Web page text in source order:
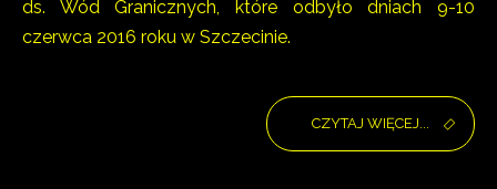
ds. Wód Granicznych, które odbyło dniach 9-10
czerwca 2016 roku w Szczecinie.
CZYTAJ WIĘCEJ...